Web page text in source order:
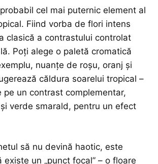
cel mai puternic element al
Fiind vorba de flori intens
clasică a contrastului controlat
Poți alege o paletă cromatică
nuanțe de roșu, oranj și
căldura soarelui tropical –
pe un contrast complementar,
verde smarald, pentru un efect
să nu devină haotic, este
existe un „punct focal” – o floare